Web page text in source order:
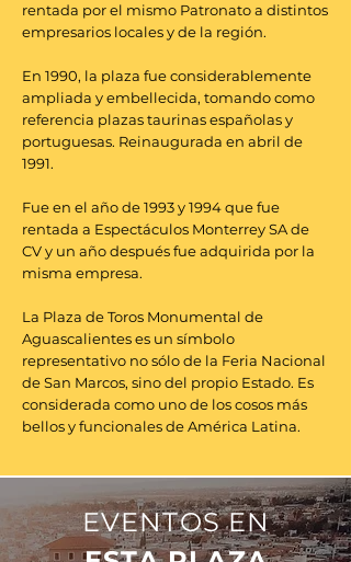
rentada por el mismo Patronato a distintos
empresarios locales y de la región.
En 1990, la plaza fue considerablemente
ampliada y embellecida, tomando como
referencia plazas taurinas españolas y
portuguesas. Reinaugurada en abril de
1991.
Fue en el año de 1993 y 1994 que fue
rentada a Espectáculos Monterrey SA de
CV y un año después fue adquirida por la
misma empresa.
La Plaza de Toros Monumental de
Aguascalientes es un símbolo
representativo no sólo de la Feria Nacional
de San Marcos, sino del propio Estado. Es
considerada como uno de los cosos más
bellos y funcionales de América Latina.
EVENTOS EN